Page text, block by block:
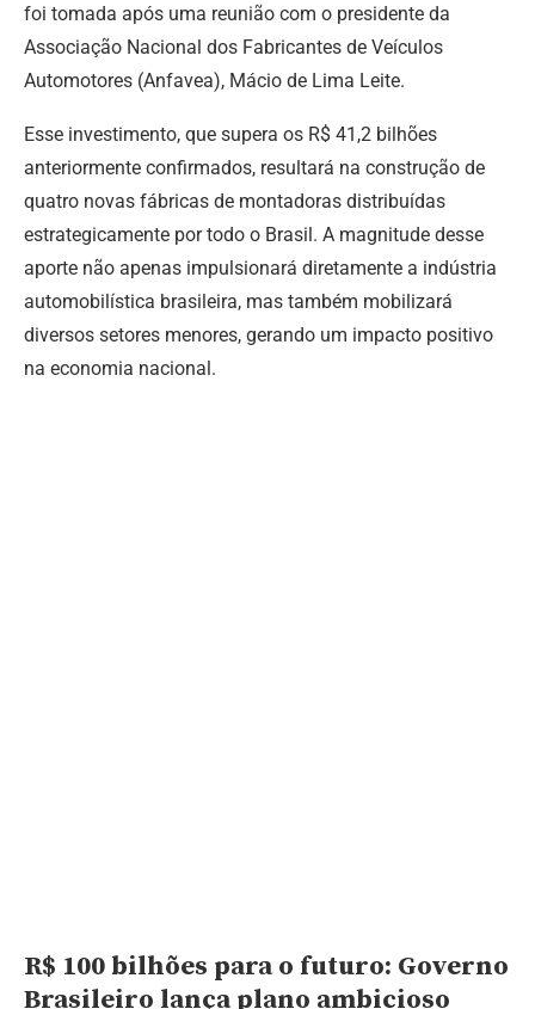
foi tomada após uma reunião com o presidente da
Associação Nacional dos Fabricantes de Veículos
Automotores (Anfavea), Mácio de Lima Leite.
Esse investimento, que supera os R$ 41,2 bilhões
anteriormente confirmados, resultará na construção de
quatro novas fábricas de montadoras distribuídas
estrategicamente por todo o Brasil. A magnitude desse
aporte não apenas impulsionará diretamente a indústria
automobilística brasileira, mas também mobilizará
diversos setores menores, gerando um impacto positivo
na economia nacional.
R$ 100 bilhões para o futuro: Governo
Brasileiro lança plano ambicioso